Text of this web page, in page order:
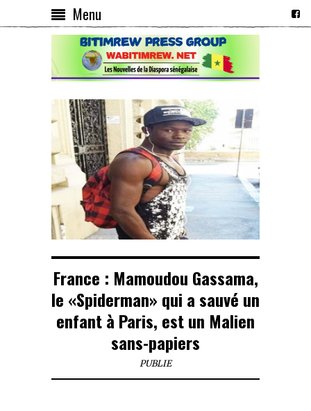
Menu
France : Mamoudou Gassama,
le «Spiderman» qui a sauvé un
enfant à Paris, est un Malien
sans-papiers
PUBLIE